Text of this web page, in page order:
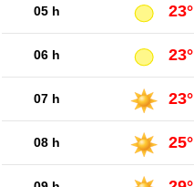
05 h 23°
06 h 23°
07 h 23°
08 h 25°